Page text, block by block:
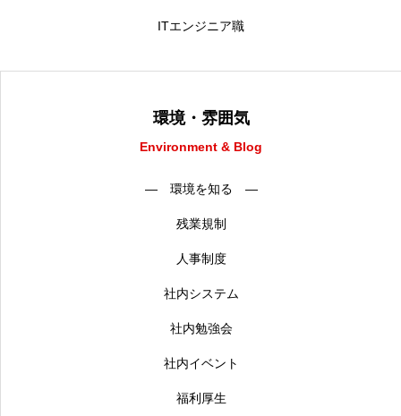
ITエンジニア職
環境・雰囲気
Environment & Blog
― 環境を知る ―
残業規制
人事制度
社内システム
社内勉強会
社内イベント
福利厚生